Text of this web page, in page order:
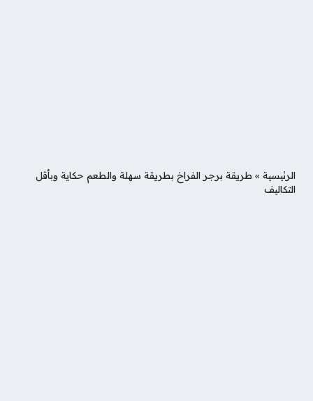
الرئيسية » طريقة برجر الفراخ بطريقة سهلة والطعم حكاية وبأقل
التكاليف